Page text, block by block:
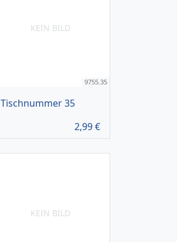
KEIN BILD
9755.35
Tischnummer 35
2,99€
KEIN BILD